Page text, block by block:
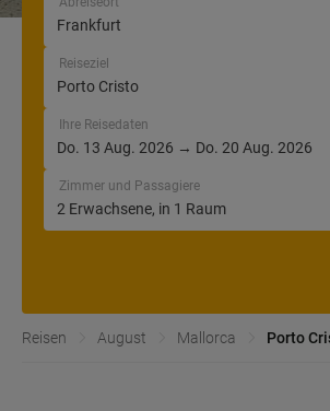
Reiseziel
Ihre Reisedaten
Zimmer und Passagiere
Reisen August Mallorca Porto